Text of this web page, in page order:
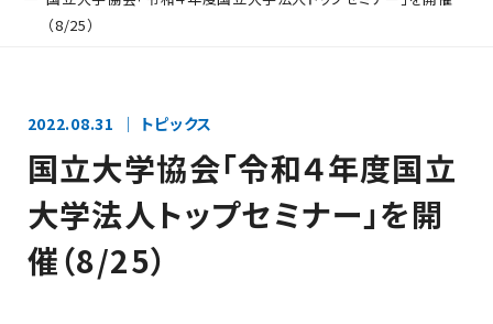
（8/25）
2022.08.31 トピックス
国立大学協会「令和４年度国立
大学法人トップセミナー」を開
催（8/25）